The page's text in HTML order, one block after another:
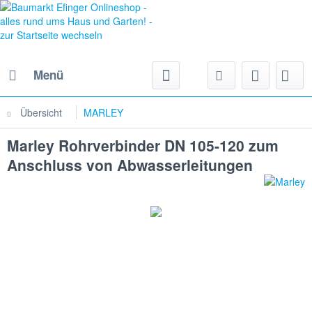
Menü
Übersicht MARLEY
Marley Rohrverbinder DN 105-120 zum
Anschluss von Abwasserleitungen